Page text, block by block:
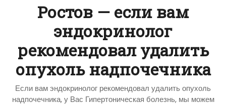
Ростов — если вам
эндокринолог
рекомендовал удалить
опухоль надпочечника
Если вам эндокринолог рекомендовал удалить опухоль
надпочечника, у Вас Гипертоническая болезнь, мы можем